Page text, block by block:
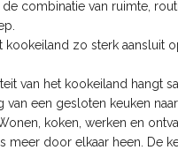
combinatie van ruimte,
kookeiland zo sterk aansluit
van het kookeiland hangt
van een gesloten keuken
koken, werken en
meer door elkaar heen. De